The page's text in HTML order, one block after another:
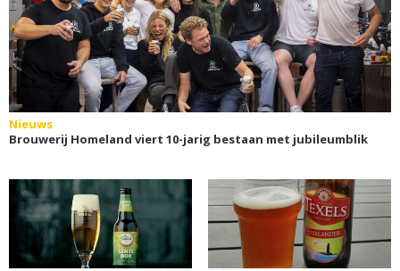
Nieuws
Brouwerij Homeland viert 10-jarig bestaan met jubileumblik